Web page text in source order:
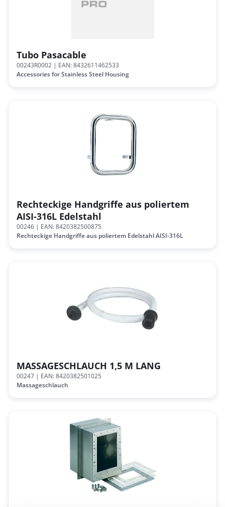
Tubo Pasacable
00243R0002 | EAN: 8432611462533
Accessories for Stainless Steel Housing
Rechteckige Handgriffe aus poliertem
AISI-316L Edelstahl
00246 | EAN: 8420382500875
Rechteckige Handgriffe aus poliertem Edelstahl AISI-316L
MASSAGESCHLAUCH 1,5 M LANG
00247 | EAN: 8420382501025
Massageschlauch